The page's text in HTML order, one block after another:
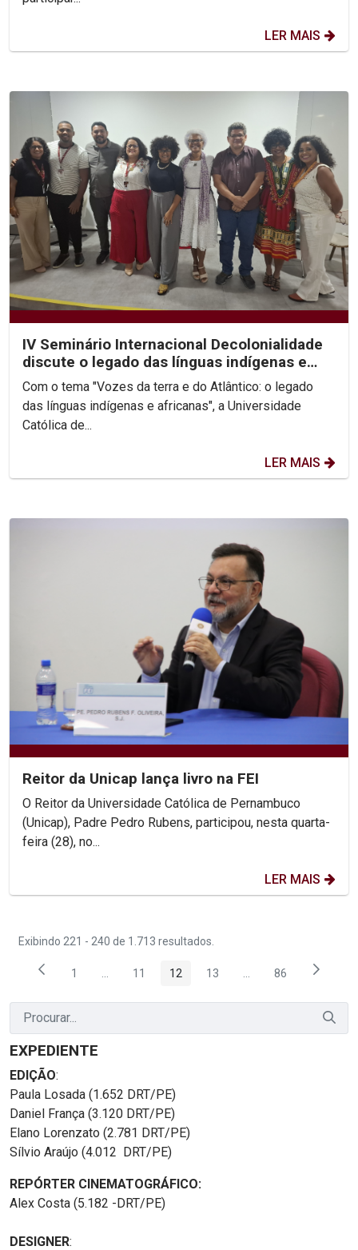
LER MAIS
IV Seminário Internacional Decolonialidade
discute o legado das línguas indígenas e
africanas
Com o tema "Vozes da terra e do Atlântico: o legado
das línguas indígenas e africanas", a Universidade
Católica de...
LER MAIS
Reitor da Unicap lança livro na FEI
O Reitor da Universidade Católica de Pernambuco
(Unicap), Padre Pedro Rubens, participou, nesta quarta-
feira (28), no...
LER MAIS
Exibindo 221 - 240 de 1.713 resultados.
Página
1 Páginas intermediárias Usar ABA para navegar.
Página
11 Página
12 Página
13 PáginasPágina
86
EXPEDIENTE
EDIÇÃO:
Paula Losada (1.652 DRT/PE)
Daniel França (3.120 DRT/PE)
Elano Lorenzato (2.781 DRT/PE)
Sílvio Araújo (4.012 DRT/PE)
REPÓRTER CINEMATOGRÁFICO:
Alex Costa (5.182 -DRT/PE)
DESIGNER: